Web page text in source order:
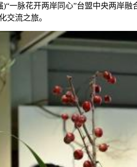
脉花开两岸同心”台盟中央两岸融
交流之旅。